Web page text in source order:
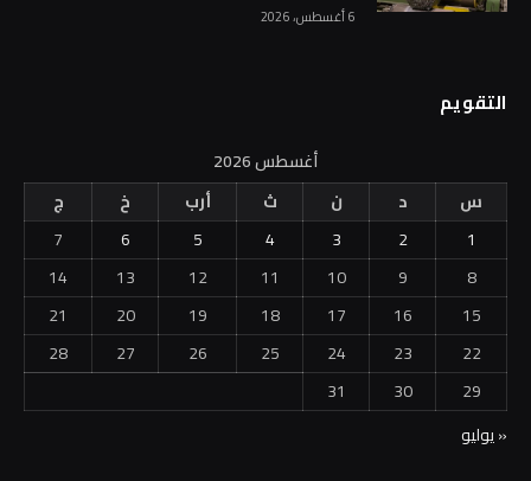
6 أغسطس، 2026
التقويم
أغسطس 2026
س
د ن ث أرب خ
ج
1
2
3
4
5
6
7
8
9
10
11
12
13
14
15
16
17
18
19
20
21
22
23
24
25
26
27
28
29
30
31
« يوليو